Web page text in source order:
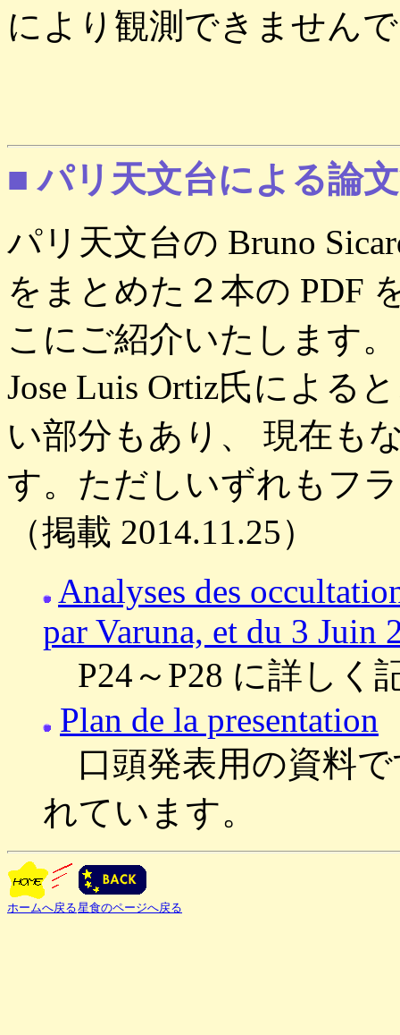
により観測できません
■ パリ天文台による論
パリ天文台の Bruno
をまとめた２本の PDF
こにご紹介いたします
Jose Luis Ortiz氏による
い部分もあり、 現在も
す。ただしいずれもフ
（掲載 2014.11.25）
Analyses des
par Varuna, et du 3 Juin
P24～P28 に詳しく
Plan de la presentation
口頭発表用の資料で
れています。
ホームへ戻る星食のページへ戻る